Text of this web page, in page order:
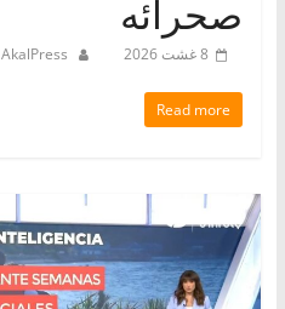
صحرائه
8 غشت 2026 AkalPress
Read more